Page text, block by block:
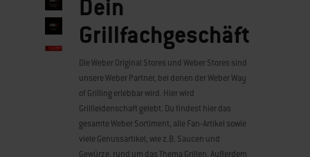
Weber Store Werlte
Weber Geschichte
Dein
Grillfachgeschäft
Die Weber Original Stores und Weber Stores sind
unsere Weber Partner, bei denen der Weber Way
of Grilling erlebbar wird. Hier wird
Grillleidenschaft gelebt. Du findest hier das
gesamte Weber Sortiment, alle Fan-Artikel sowie
viele Genussartikel, wie z.B. Saucen und
Gewürze, rund um das Thema Grillen. Außerdem